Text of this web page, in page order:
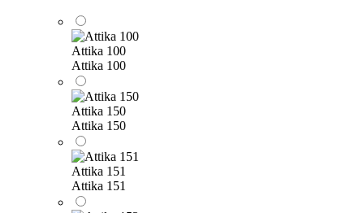
Attika 100
Attika 100
Attika 150
Attika 150
Attika 151
Attika 151